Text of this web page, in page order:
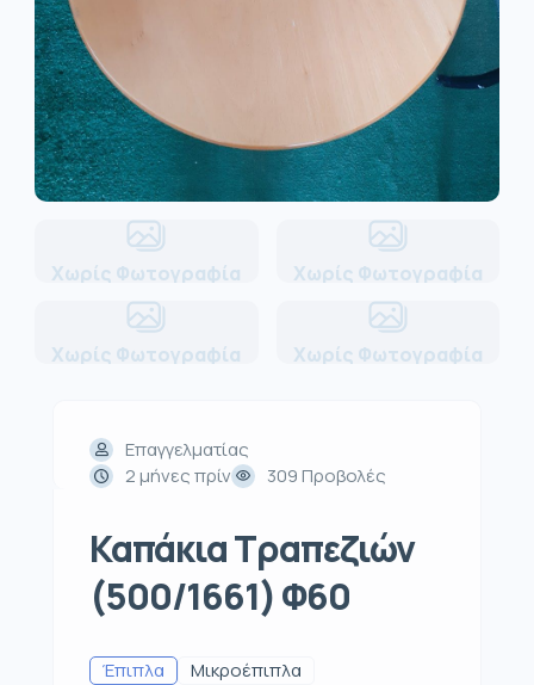
Χωρίς Φωτογραφία Χωρίς Φωτογραφία
Χωρίς Φωτογραφία Χωρίς Φωτογραφία
Επαγγελματίας
2 μήνες πρίν
309 Προβολές
Καπάκια Τραπεζιών
(500/1661) Φ60
Έπιπλα Μικροέπιπλα